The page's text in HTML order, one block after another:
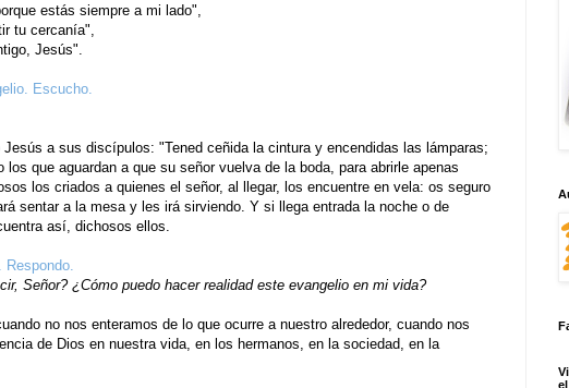
estás siempre a mi lado",
tu cercanía",
Jesús".
Escucho.
Jesús a sus discípulos: "Tened ceñida la cintura y encendidas las lámparas;
los que aguardan a que su señor vuelva de la boda, para abrirle apenas
los criados a quienes el señor, al llegar, los encuentre en vela: os seguro
sentar a la mesa y les irá sirviendo. Y si llega entrada la noche o de
así, dichosos ellos.
Señor? ¿Cómo puedo hacer realidad este evangelio en mi vida?
no nos enteramos de lo que ocurre a nuestro alrededor, cuando nos
de Dios en nuestra vida, en los hermanos, en la sociedad, en la